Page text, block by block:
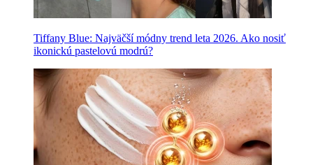
Tiffany Blue: Najväčší módny trend leta 2026. Ako nosiť
ikonickú pastelovú modrú?